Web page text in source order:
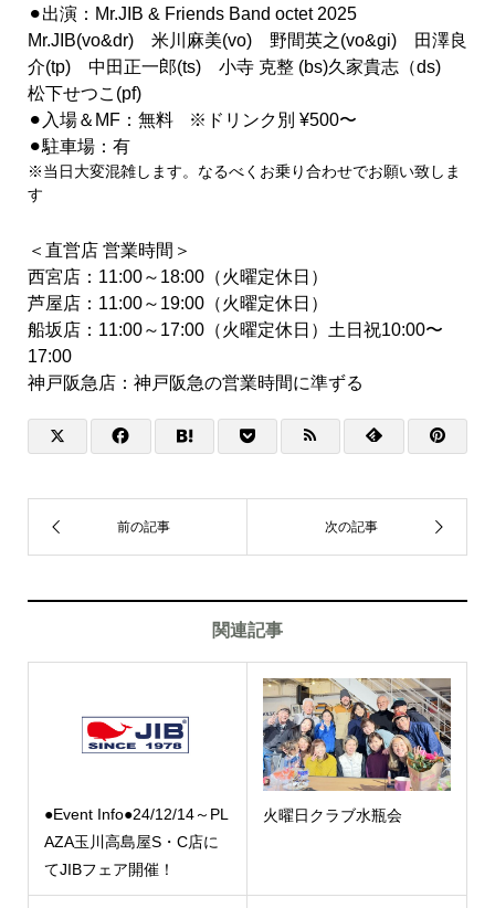
⚫︎出演：Mr.JIB & Friends Band octet 2025
Mr.JIB(vo&dr) 米川麻美(vo) 野間英之(vo&gi) 田澤良
介(tp) 中田正一郎(ts) 小寺 克整 (bs)久家貴志（ds)
松下せつこ(pf)
⚫︎入場＆MF：無料
※ドリンク別 ¥500〜
⚫︎駐車場：有
※当日大変混雑します。なるべくお乗り合わせでお願い致しま
す
＜直営店 営業時間＞
西宮店：11:00～18:00（火曜定休日）
芦屋店：11:00～19:00（火曜定休日）
船坂店：11:00～17:00（火曜定休日）土日祝10:00〜
17:00
神戸阪急店：神戸阪急の営業時間に準ずる
関連記事
●Event Info●24/12/14～PL
AZA玉川高島屋S・C店に
てJIBフェア開催！
火曜日クラブ水瓶会